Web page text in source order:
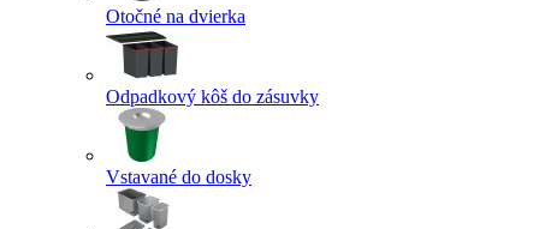
Otočné na dvierka
Odpadkový kôš do zásuvky
Vstavané do dosky